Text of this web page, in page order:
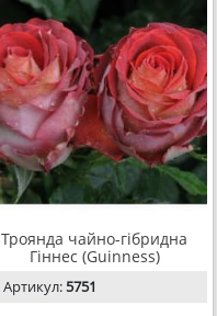
Троянда чайно-гібридна
Гіннес (Guinness)
Артикул:5751